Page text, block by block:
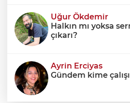
Uğur Ökdemir
Halkın mı yoksa
çıkarı?
Ayrin Erciyas
Gündem kime